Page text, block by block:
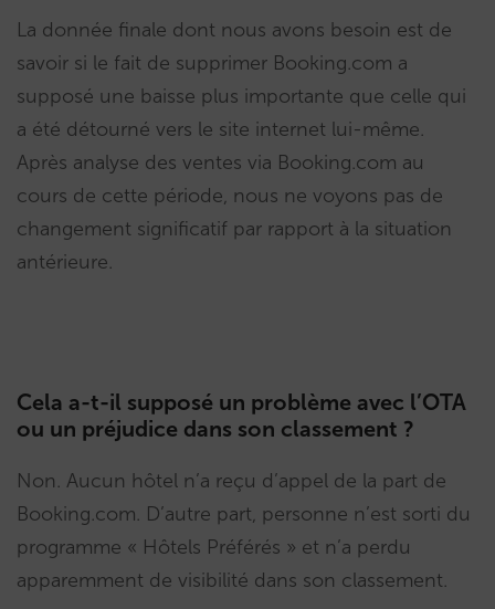
La donnée finale dont nous avons besoin est de
savoir si le fait de supprimer Booking.com a
supposé une baisse plus importante que celle qui
a été détourné vers le site internet lui-même.
Après analyse des ventes via Booking.com au
cours de cette période, nous ne voyons pas de
changement significatif par rapport à la situation
antérieure.
Cela a-t-il supposé un problème avec l’OTA
ou un préjudice dans son classement ?
Non. Aucun hôtel n’a reçu d’appel de la part de
Booking.com. D’autre part, personne n’est sorti du
programme « Hôtels Préférés » et n’a perdu
apparemment de visibilité dans son classement.